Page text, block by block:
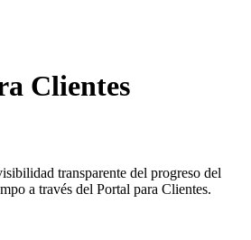
Clientes
transparente del progreso del
a través del Portal para Clientes.